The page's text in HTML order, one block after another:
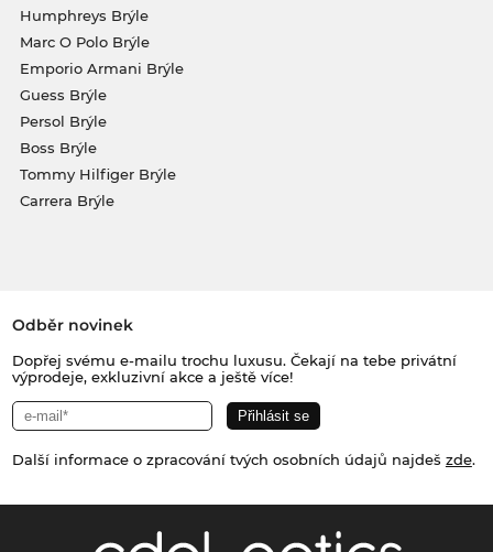
Humphreys Brýle
Marc O Polo Brýle
Emporio Armani Brýle
Guess Brýle
Persol Brýle
Boss Brýle
Tommy Hilfiger Brýle
Carrera Brýle
Odběr novinek
Dopřej svému e-mailu trochu luxusu. Čekají na tebe privátní
výprodeje, exkluzivní akce a ještě více!
Další informace o zpracování tvých osobních údajů najdeš zde.